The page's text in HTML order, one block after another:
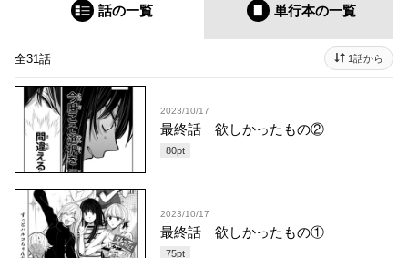
話の一覧 単行本の一覧
全31話 1話から
2023/10/17
最終話 欲しかったもの②
80pt
2023/10/17
最終話 欲しかったもの①
75pt